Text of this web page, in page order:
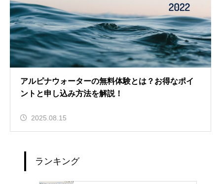
アルピナウォーターの無料体験とは？お得なポイ
ントと申し込み方法を解説！
2025.08.15
ランキング